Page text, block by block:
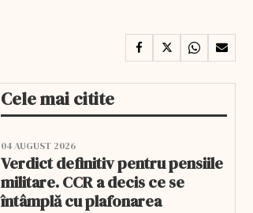
Cele mai citite
04 AUGUST 2026
Verdict definitiv pentru pensiile
militare. CCR a decis ce se
întâmplă cu plafonarea